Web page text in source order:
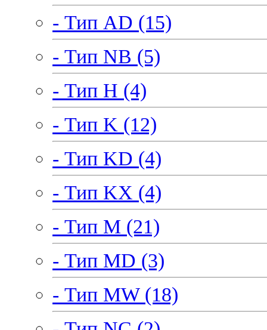
- Тип AD (15)
- Тип NB (5)
- Тип H (4)
- Тип K (12)
- Тип KD (4)
- Тип KX (4)
- Тип M (21)
- Тип MD (3)
- Тип MW (18)